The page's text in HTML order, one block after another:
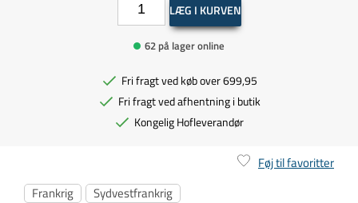
LÆG I KURVEN
62 på lager online
Fri fragt ved køb over 699,95
Fri fragt ved afhentning i butik
Kongelig Hofleverandør
Føj til favoritter
Frankrig
Sydvestfrankrig